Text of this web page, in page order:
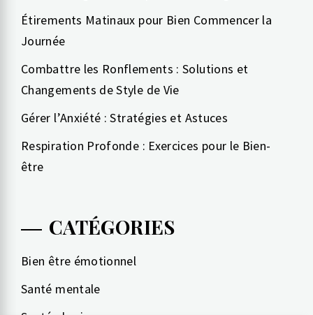
Étirements Matinaux pour Bien Commencer la
Journée
Combattre les Ronflements : Solutions et
Changements de Style de Vie
Gérer l’Anxiété : Stratégies et Astuces
Respiration Profonde : Exercices pour le Bien-
être
CATÉGORIES
Bien être émotionnel
Santé mentale